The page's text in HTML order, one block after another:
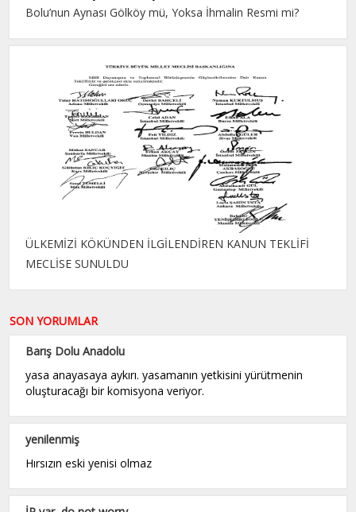
Bolu’nun Aynası Gölköy mü, Yoksa İhmalin Resmi mi?
ÜLKEMİZİ KÖKÜNDEN İLGİLENDİREN KANUN TEKLİFİ
MECLİSE SUNULDU
SON YORUMLAR
Barış Dolu Anadolu
yasa anayasaya aykırı. yasamanın yetkisini yürütmenin
oluşturacağı bir komisyona veriyor.
yenilenmiş
Hırsızın eski yenisi olmaz